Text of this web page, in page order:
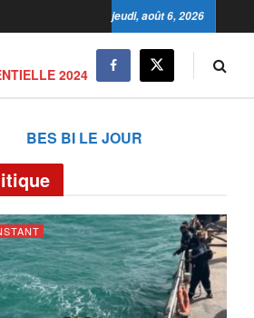
jeudi, août 6, 2026
2024
BES BI LE JOUR